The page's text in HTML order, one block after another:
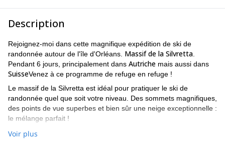
Description
Rejoignez-moi dans cette magnifique expédition de ski de
randonnée autour de l'île d'Orléans. Massif de la Silvretta
Pendant 6 jours, principalement dans Autriche mais aussi dans
SuisseVenez à ce programme de refuge en refuge !
Le massif de la Silvretta est idéal pour pratiquer le ski de
randonnée quel que soit votre niveau. Des sommets magnifiques,
des points de vue superbes et bien sûr une neige exceptionnelle :
le mélange parfait !
Je ferai de mon mieux pour aider les participants de différents
Voir plus